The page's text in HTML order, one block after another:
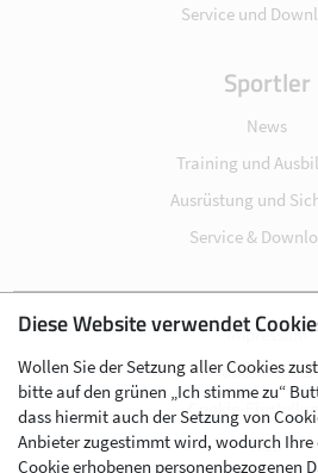
Service und
Sportler
News
Training und
Ausrüstung und
Service &
Impressum
Datenschutz
Cookie-
AGB
Diese Website verwendet
Wollen Sie der Setzung aller Cookies
bitte auf den grünen „Ich stimme zu“
dass hiermit auch der Setzung von
Anbieter zugestimmt wird, wodurch Ihre
Cookie erhobenen personenbezogenen